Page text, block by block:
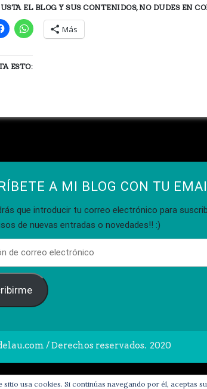
EL BLOG Y SUS CONTENIDOS, NO DUDES EN
Más
ESTO:
A MI BLOG CON TU
que introducir tu correo electrónico para
de nuevas entradas o novedades!! :)
/ Derechos reservados. 2020
sitio usa cookies. Si continúas navegando por él, aceptas